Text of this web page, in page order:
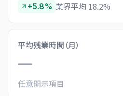
+5.8% 業界平均 18.2%
平均残業時間（月）
—
任意開示項目